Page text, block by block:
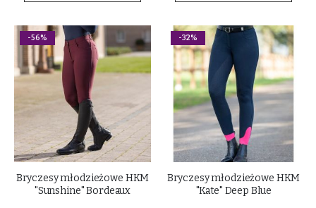
-56%
Bryczesy młodzieżowe HKM
"Sunshine" Bordeaux
-32%
Bryczesy młodzieżowe HKM
"Kate" Deep Blue